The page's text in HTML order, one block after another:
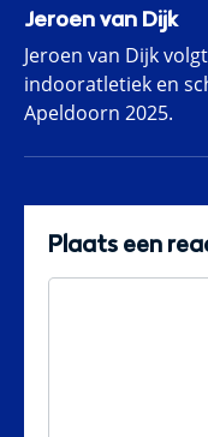
Jeroen van Dijk
Jeroen van Dijk
indooratletiek en
Apeldoorn 2025.
Plaats een